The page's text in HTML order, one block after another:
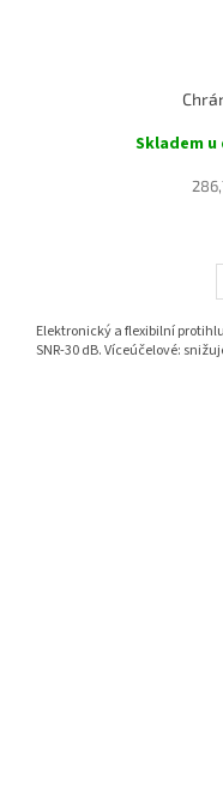
Skladem u
Elektronický a flexibilní
SNR-30 dB. Víceúčelové: